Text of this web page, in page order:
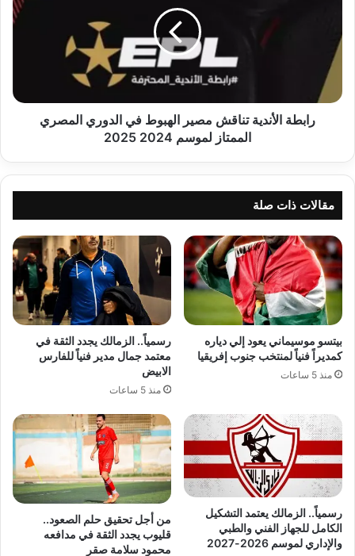
الهبوط
في
الدوري
المصري
الممتاز
رابطة الأندية تناقش مصير الهبوط في الدوري المصري
الممتاز لموسم 2024 2025
مقالات ذات صلة
بيتسو موسيماني يعود إلي دياره
كمديراً فنياً لمنتخب جنوب إفريقيا
منذ 5 ساعات
رسمياً.. الزمالك يجدد الثقة في
معتمد جمال مدير فنياً للفارس
الابيض
منذ 5 ساعات
رسمياً.. الزمالك يعتمد التشكيل
الكامل للجهاز الفني والطبي
والإداري لموسم 2026-2027
من أجل تحقيق حلم الصعود..
قليوب يجدد الثقة في مدافعه
محمود سلامة صقر